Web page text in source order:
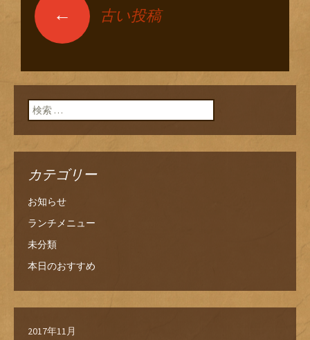
投稿ナビゲーショ
ン
← 古い投稿
検索:
カテゴリー
お知らせ
ランチメニュー
未分類
本日のおすすめ
2017年11月